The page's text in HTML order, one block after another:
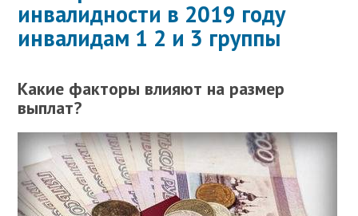
инвалидности в 2019 году
инвалидам 1 2 и 3 группы
Какие факторы влияют на размер
выплат?